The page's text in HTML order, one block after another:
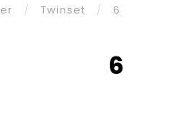
/ Twinset / 6
6